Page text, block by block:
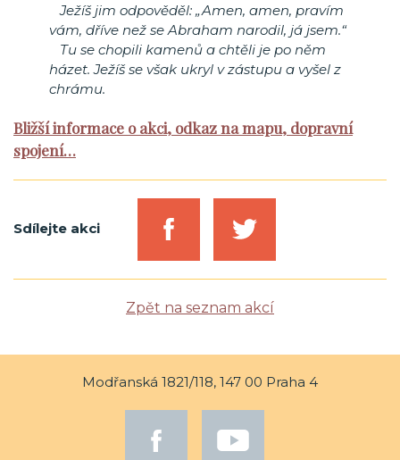
Ježíš jim odpověděl: „Amen, amen, pravím
vám, dříve než se Abraham narodil, já jsem.“
Tu se chopili kamenů a chtěli je po něm
házet. Ježíš se však ukryl v zástupu a vyšel z
chrámu.
Bližší informace o akci, odkaz na mapu, dopravní
spojení…
Sdílejte akci
Zpět na seznam akcí
Modřanská 1821/118, 147 00 Praha 4